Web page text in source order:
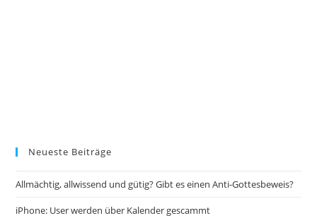
Neueste Beiträge
Allmächtig, allwissend und gütig? Gibt es einen Anti-Gottesbeweis?
iPhone: User werden über Kalender gescammt